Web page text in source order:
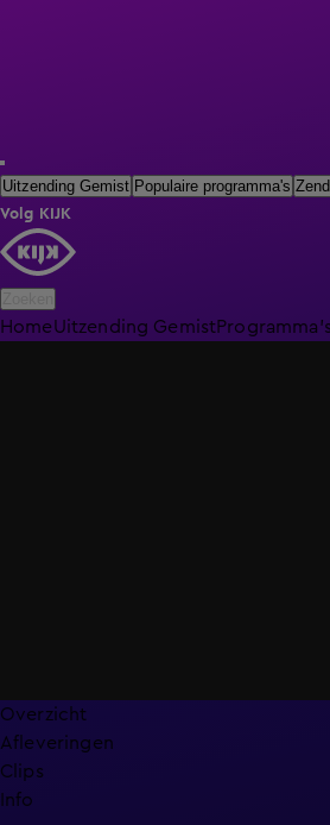
Uitzending Gemist Populaire programma's
Volg KIJK
HomeUitzending GemistProgramma's
Overzicht
Afleveringen
Clips
Info